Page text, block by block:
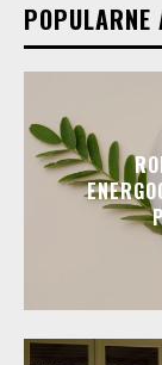
POPULARNE